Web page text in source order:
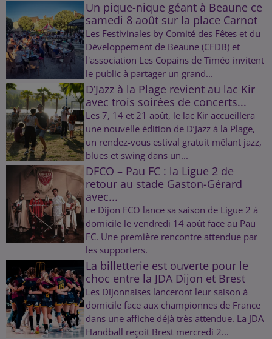
Un pique-nique géant à Beaune ce
samedi 8 août sur la place Carnot
Les Festivinales by Comité des Fêtes et du
Développement de Beaune (CFDB) et
l'association Les Copains de Timéo invitent
le public à partager un grand...
D’Jazz à la Plage revient au lac Kir
avec trois soirées de concerts...
Les 7, 14 et 21 août, le lac Kir accueillera
une nouvelle édition de D’Jazz à la Plage,
un rendez-vous estival gratuit mêlant jazz,
blues et swing dans un...
DFCO – Pau FC : la Ligue 2 de
retour au stade Gaston-Gérard
avec...
Le Dijon FCO lance sa saison de Ligue 2 à
domicile le vendredi 14 août face au Pau
FC. Une première rencontre attendue par
les supporters.
La billetterie est ouverte pour le
choc entre la JDA Dijon et Brest
Les Dijonnaises lanceront leur saison à
domicile face aux championnes de France
dans une affiche déjà très attendue. La JDA
Handball reçoit Brest mercredi 2...